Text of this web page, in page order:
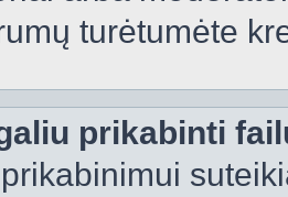
turėtumėte
prikabinti